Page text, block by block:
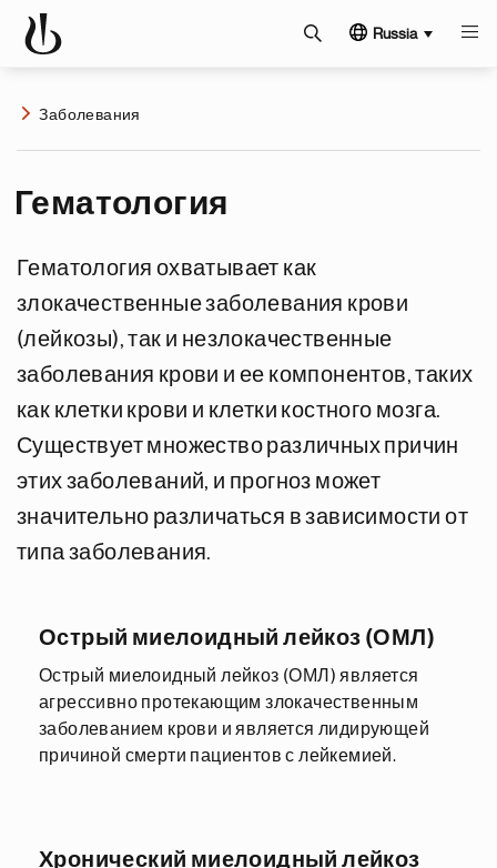
Russia
Заболевания
Гематология
Гематология охватывает как
злокачественные заболевания крови
(лейкозы), так и незлокачественные
заболевания крови и ее компонентов, таких
как клетки крови и клетки костного мозга.
Существует множество различных причин
этих заболеваний, и прогноз может
значительно различаться в зависимости от
типа заболевания.
Острый миелоидный лейкоз (ОМЛ)
Острый миелоидный лейкоз (ОМЛ) является
агрессивно протекающим злокачественным
заболеванием крови и является лидирующей
причиной смерти пациентов с лейкемией.
Хронический миелоидный лейкоз